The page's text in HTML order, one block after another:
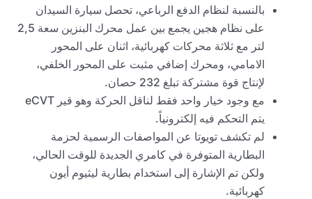
بالنسبة لنظام الدفع الرباعي، تحصل سيارة السيدان
على نظام هجين يجمع بين عمل محرك البنزين سعة 2,5
لتر مع ثلاثة محركات كهربائية، اثنان على المحور
الامامي، ومحرك إضافي مثبت على المحور الخلفي،
لإنتاج قوة مشتركة تبلغ 232 حصان.
مع وجود خيار واحد فقط لناقل الحركة وهو قير eCVT
يتم التحكم فيه إلكترونياً.
لم تكشف تويوتا عن المواصفات الرسمية لحزمة
البطارية المتوفرة في كامري الجديدة للوقت الحالي،
ولكن تم الإشارة إلى استخدام بطارية ليثيوم أيون
كهربائية.